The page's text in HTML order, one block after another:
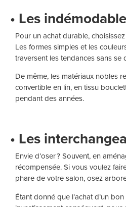
• Les
Pour un achat durable,
Les formes simples et les
traversent les tendances sans se
De même, les matériaux nobles
convertible en lin, en tissu
pendant des années.
• Les
Envie d’oser ? Souvent, en
récompensée. Si vous voulez
phare de votre salon, osez
Étant donné que l’achat d’un